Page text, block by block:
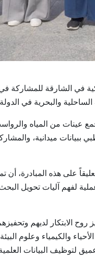
في الشارقة
والبحرية في
من المياه
ببيانات ميدانية،
على هذه المبادرة، أن
لفهم آليات تحويل
روح الابتكار لديهم
والكيمياء وعلوم
لتوظيف البيانات